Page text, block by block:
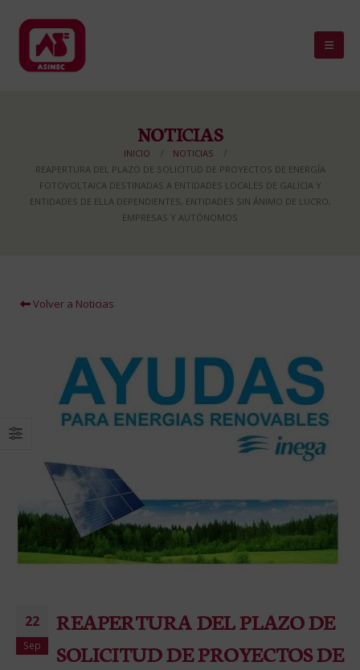
NOTICIAS
INICIO
NOTICIAS
REAPERTURA DEL PLAZO DE SOLICITUD DE PROYECTOS DE ENERGÍA
FOTOVOLTAICA DESTINADAS A ENTIDADES LOCALES DE GALICIA Y
ENTIDADES DE ELLA DEPENDIENTES, ENTIDADES SIN ÁNIMO DE LUCRO,
EMPRESAS Y AUTÓNOMOS
Volver a Noticias
22
Sep
REAPERTURA DEL PLAZO DE
SOLICITUD DE PROYECTOS DE